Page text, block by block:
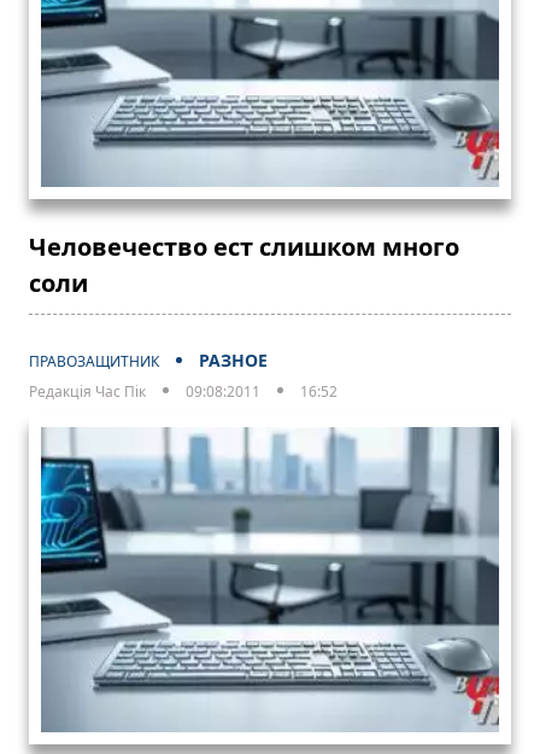
Человечество ест слишком много
соли
ПРАВОЗАЩИТНИК РАЗНОЕ
Редакція Час Пік 09:08:2011 16:52